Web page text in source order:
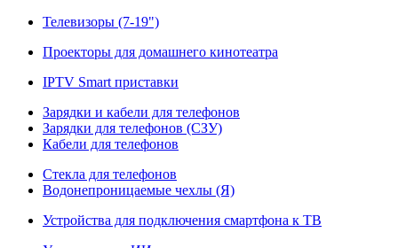
Телевизоры (7-19")
Проекторы для домашнего кинотеатра
IPTV Smart приставки
Зарядки и кабели для телефонов
Зарядки для телефонов (СЗУ)
Кабели для телефонов
Стекла для телефонов
Водонепроницаемые чехлы (Я)
Устройства для подключения смартфона к ТВ